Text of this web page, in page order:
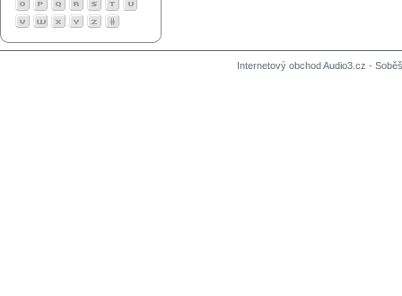
Internetový obchod Audio3.cz -